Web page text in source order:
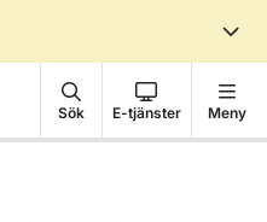
Sök E-tjänster Meny